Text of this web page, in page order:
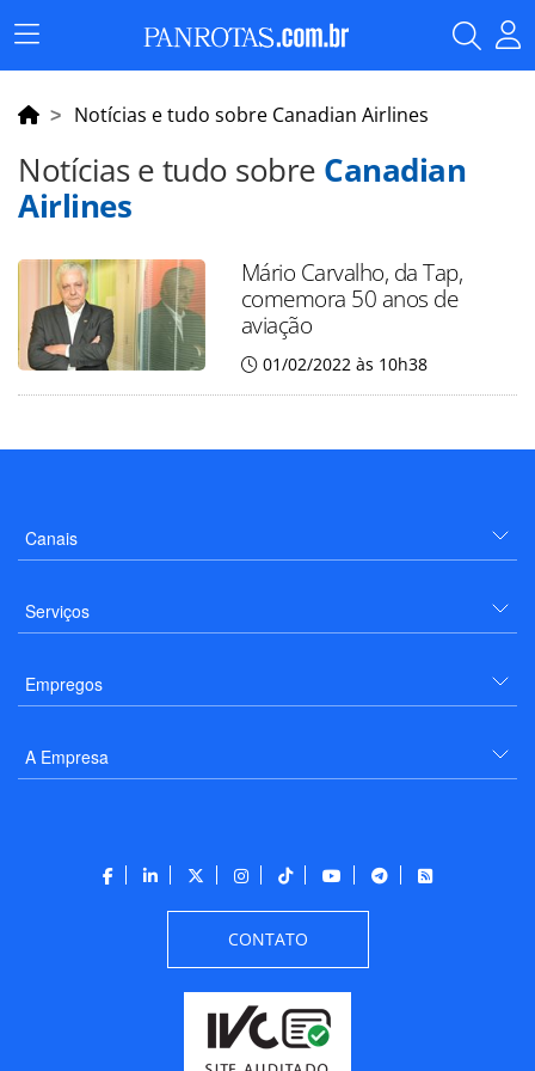
Menu
Principal
Notícias e tudo sobre Canadian Airlines
Notícias e tudo sobre Canadian
Airlines
Mário Carvalho, da Tap,
comemora 50 anos de
aviação
01/02/2022 às 10h38
Canais
Serviços
Empregos
A Empresa
CONTATO